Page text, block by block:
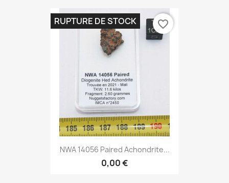
NWA 14056 Paired Achondrite...
0,00 €
RUPTURE DE STOCK favorite_border